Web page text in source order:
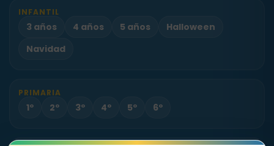
INFANTIL
3 años 4 años 5 años
Halloween
Navidad
PRIMARIA
1º 2º 3º 4º 5º 6º